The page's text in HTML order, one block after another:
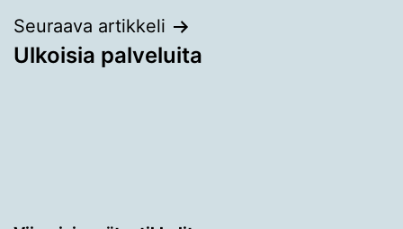
Seuraava artikkeli
Ulkoisia palveluita